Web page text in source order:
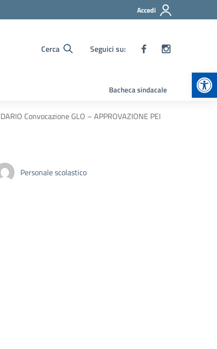
Accedi
Cerca Seguici su:
Bacheca sindacale
Convocazione GLO – APPROVAZIONE PEI
Personale scolastico